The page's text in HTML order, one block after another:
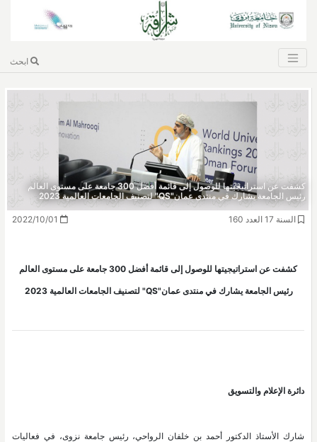
ابحث
كشفت عن استراتيجيتها للوصول إلى قائمة أفضل 300 جامعة على مستوى العالم
رئيس الجامعة يشارك في منتدى عمان"QS" لتصنيف الجامعات العالمية 2023
السنة 17 العدد 160
كشفت عن استراتيجيتها للوصول إلى قائمة أفضل 300 جامعة على مستوى العالم
رئيس الجامعة يشارك في منتدى عمان"QS" لتصنيف الجامعات العالمية 2023
دائرة الإعلام والتسويق
شارك الأستاذ الدكتور أحمد بن خلفان الرواحي، رئيس جامعة نزوى، في فعاليات